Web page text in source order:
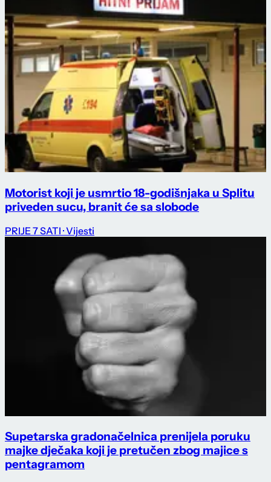
Motorist koji je usmrtio 18-godišnjaka u Splitu
priveden sucu, branit će sa slobode
PRIJE 7 SATI · Vijesti
Supetarska gradonačelnica prenijela poruku
majke dječaka koji je pretučen zbog majice s
pentagramom